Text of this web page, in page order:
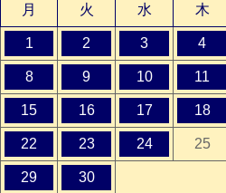
月
火 水 木
1 2 3 4
8 9 10 11
15 16 17 18
22 23 24 25
29 30